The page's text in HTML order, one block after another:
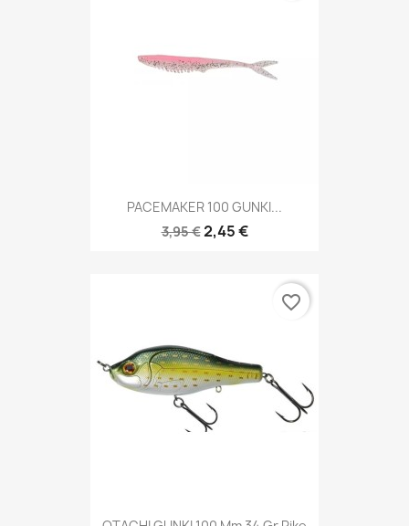
PACEMAKER 100 GUNKI...
3,95 €2,45 €
favorite_border